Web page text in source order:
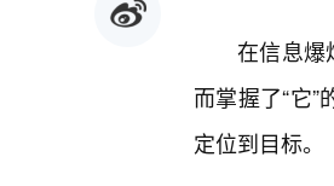
在信息爆
而掌握了“它
定位到目标。